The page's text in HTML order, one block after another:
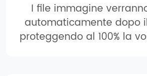
I file immagine
automaticamente dopo
proteggendo al 100% la